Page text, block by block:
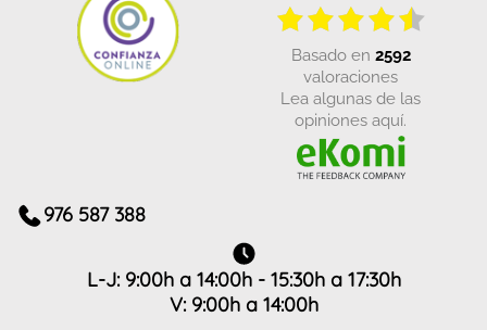
basado en 2592
valoraciones
Lea algunas de las
opiniones aquí.
976 587 388
L-J: 9:00h a 14:00h - 15:30h a 17:30h
V: 9:00h a 14:00h